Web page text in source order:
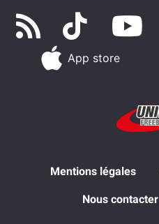
App store
Mentions légales
Nous contacter